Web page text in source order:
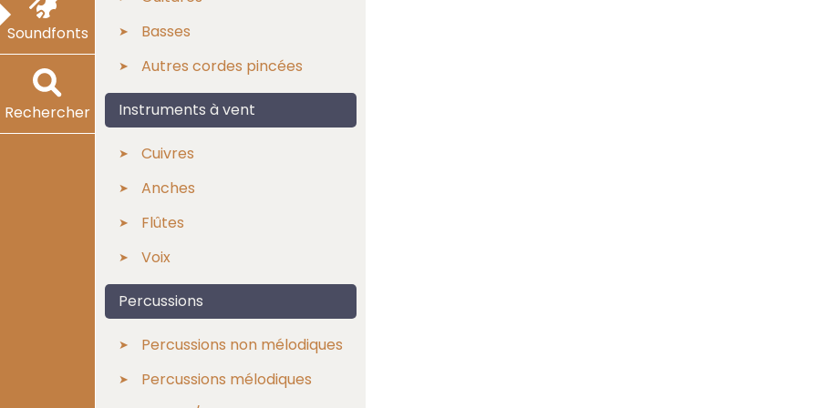
Soundfonts
Rechercher
Basses
Autres cordes pincées
Instruments à vent
Cuivres
Anches
Flûtes
Voix
Percussions
Percussions non mélodiques
Percussions mélodiques